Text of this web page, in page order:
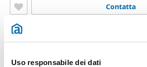
Uso responsabile dei dati
Contatta